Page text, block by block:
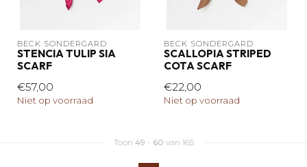
BECK SÖNDERGARD
STENCIA TULIP SIA
SCARF
€57,00
Niet op voorraad
BECK SÖNDERGARD
SCALLOPIA STRIPED
COTA SCARF
€22,00
Niet op voorraad
Toon 49 - 60 van 165